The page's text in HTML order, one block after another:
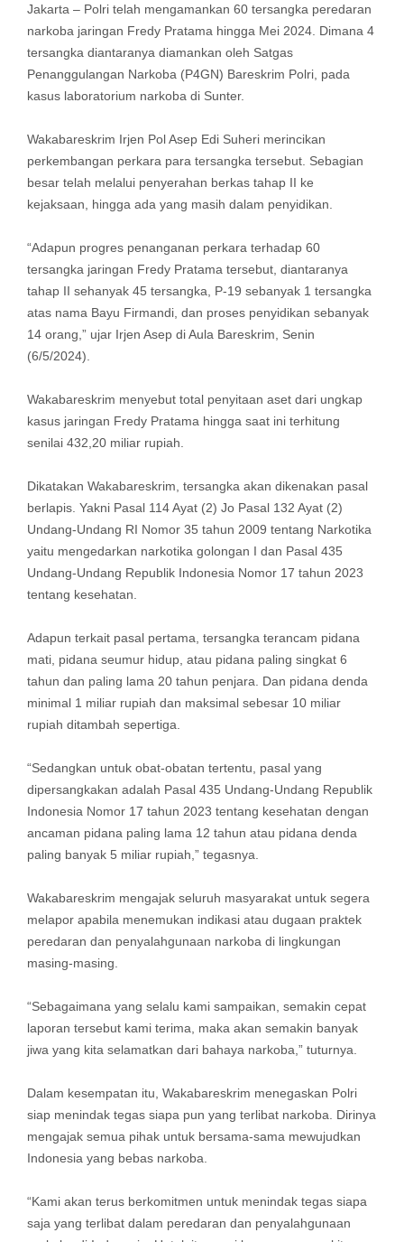
Jakarta – Polri telah mengamankan 60 tersangka peredaran
narkoba jaringan Fredy Pratama hingga Mei 2024. Dimana 4
tersangka diantaranya diamankan oleh Satgas
Penanggulangan Narkoba (P4GN) Bareskrim Polri, pada
kasus laboratorium narkoba di Sunter.
Wakabareskrim Irjen Pol Asep Edi Suheri merincikan
perkembangan perkara para tersangka tersebut. Sebagian
besar telah melalui penyerahan berkas tahap II ke
kejaksaan, hingga ada yang masih dalam penyidikan.
“Adapun progres penanganan perkara terhadap 60
tersangka jaringan Fredy Pratama tersebut, diantaranya
tahap II sehanyak 45 tersangka, P-19 sebanyak 1 tersangka
atas nama Bayu Firmandi, dan proses penyidikan sebanyak
14 orang,” ujar Irjen Asep di Aula Bareskrim, Senin
(6/5/2024).
Wakabareskrim menyebut total penyitaan aset dari ungkap
kasus jaringan Fredy Pratama hingga saat ini terhitung
senilai 432,20 miliar rupiah.
Dikatakan Wakabareskrim, tersangka akan dikenakan pasal
berlapis. Yakni Pasal 114 Ayat (2) Jo Pasal 132 Ayat (2)
Undang-Undang RI Nomor 35 tahun 2009 tentang Narkotika
yaitu mengedarkan narkotika golongan I dan Pasal 435
Undang-Undang Republik Indonesia Nomor 17 tahun 2023
tentang kesehatan.
Adapun terkait pasal pertama, tersangka terancam pidana
mati, pidana seumur hidup, atau pidana paling singkat 6
tahun dan paling lama 20 tahun penjara. Dan pidana denda
minimal 1 miliar rupiah dan maksimal sebesar 10 miliar
rupiah ditambah sepertiga.
“Sedangkan untuk obat-obatan tertentu, pasal yang
dipersangkakan adalah Pasal 435 Undang-Undang Republik
Indonesia Nomor 17 tahun 2023 tentang kesehatan dengan
ancaman pidana paling lama 12 tahun atau pidana denda
paling banyak 5 miliar rupiah,” tegasnya.
Wakabareskrim mengajak seluruh masyarakat untuk segera
melapor apabila menemukan indikasi atau dugaan praktek
peredaran dan penyalahgunaan narkoba di lingkungan
masing-masing.
“Sebagaimana yang selalu kami sampaikan, semakin cepat
laporan tersebut kami terima, maka akan semakin banyak
jiwa yang kita selamatkan dari bahaya narkoba,” tuturnya.
Dalam kesempatan itu, Wakabareskrim menegaskan Polri
siap menindak tegas siapa pun yang terlibat narkoba. Dirinya
mengajak semua pihak untuk bersama-sama mewujudkan
Indonesia yang bebas narkoba.
“Kami akan terus berkomitmen untuk menindak tegas siapa
saja yang terlibat dalam peredaran dan penyalahgunaan